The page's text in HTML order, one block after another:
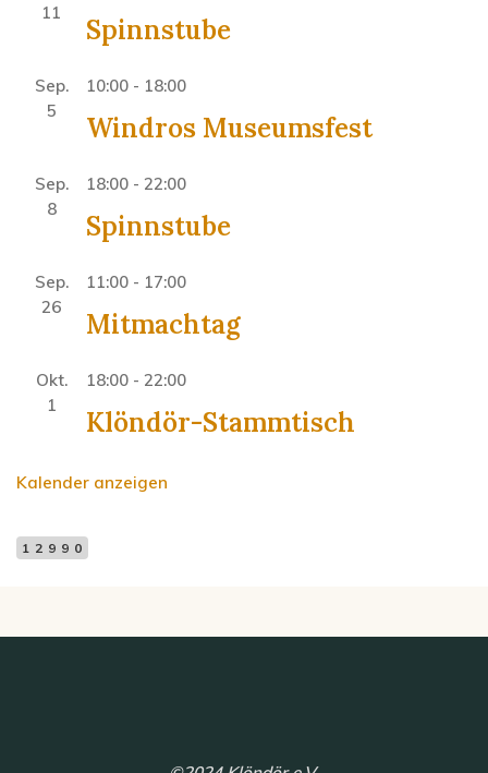
11
Spinnstube
Sep.
5
10:00 - 18:00
Windros Museumsfest
Sep.
8
18:00 - 22:00
Spinnstube
Sep.
26
11:00 - 17:00
Mitmachtag
Okt.
1
18:00 - 22:00
Klöndör-Stammtisch
Kalender anzeigen
12990